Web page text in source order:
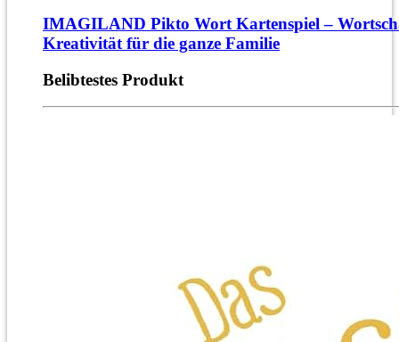
IMAGILAND Pikto Wort Kartenspiel –
Kreativität für die ganze Familie
Belibtestes Produkt